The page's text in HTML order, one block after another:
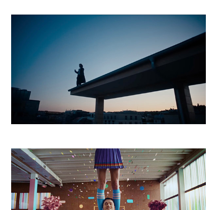
Kaufland Tréner
Magenta Football